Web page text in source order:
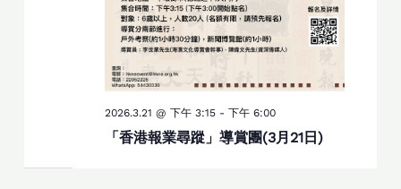
「香港報業尋蹤」導賞團(3月21日)
2026.3.21 @ 下午 3:15- 下午 6:00